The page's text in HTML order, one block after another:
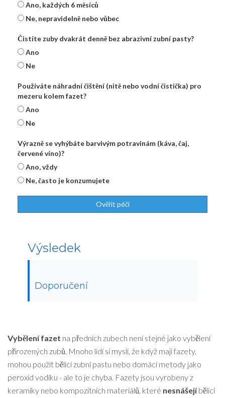
Ano, každých 6 měsíců
Ne, nepravidelně nebo vůbec
Čistíte zuby dvakrát denně bez abrazivní zubní pasty?
Ano
Ne
Používáte náhradní čištění (nitě nebo vodní čistička) pro
mezeru kolem fazet?
Ano
Ne
Výrazně se vyhýbáte barvivým potravinám (káva, čaj,
červené víno)?
Ano, vždy
Ne, často je konzumujete
Ověřit péči
Výsledek
Doporučení
Vybělení fazet na předních zubech není stejné jako vybělení
přirozených zubů. Mnoho lidí si myslí, že když mají fazety,
mohou použít bělící zubní pastu nebo domácí metody jako
peroxid vodíku - ale to je chyba. Fazety jsou vyrobeny z
keramiky nebo kompozitních materiálů, které nesnášejíbělící